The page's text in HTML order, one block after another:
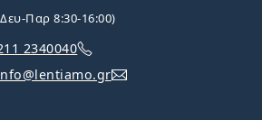
Παρ 8:30-16:00)
2340040